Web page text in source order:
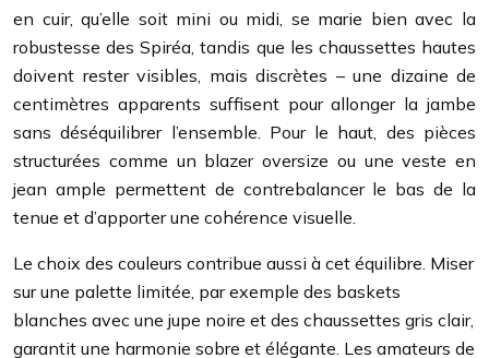
en cuir, qu’elle soit mini ou midi, se marie bien avec la
robustesse des Spiréa, tandis que les chaussettes hautes
doivent rester visibles, mais discrètes – une dizaine de
centimètres apparents suffisent pour allonger la jambe
sans déséquilibrer l’ensemble. Pour le haut, des pièces
structurées comme un blazer oversize ou une veste en
jean ample permettent de contrebalancer le bas de la
tenue et d’apporter une cohérence visuelle.
Le choix des couleurs contribue aussi à cet équilibre. Miser
sur une palette limitée, par exemple des baskets
blanches avec une jupe noire et des chaussettes gris clair,
garantit une harmonie sobre et élégante. Les amateurs de